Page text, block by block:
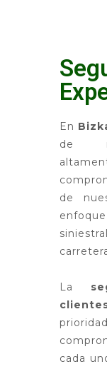
En
de
de
La
cada